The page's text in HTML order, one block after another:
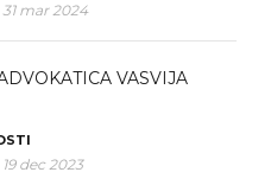
31 mar 2024
VASVIJA
19 dec 2023